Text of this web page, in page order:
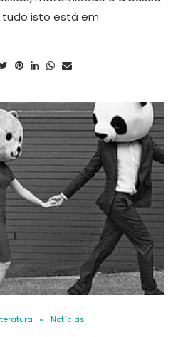
tudo isto está em
Notícias